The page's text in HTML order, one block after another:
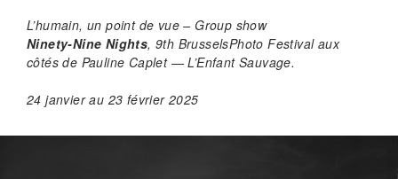
L’humain, un point de vue – Group show
Ninety-Nine Nights, 9th BrusselsPhoto Festival aux
côtés de Pauline Caplet — L’Enfant Sauvage.
24 janvier au 23 février 2025